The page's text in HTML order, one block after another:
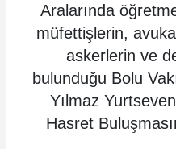
Aralarında
müfettişlerin,
askerlerin ve
bulunduğu Bolu
Yılmaz
Hasret